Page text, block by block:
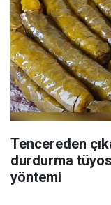
Tencereden
durdurma
yöntemi